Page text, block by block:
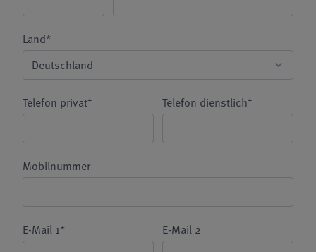
Land*
Telefon privat+ Telefon dienstlich+
Mobilnummer
E-Mail 1* E-Mail 2